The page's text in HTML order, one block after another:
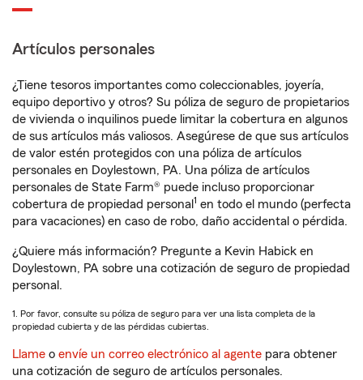
Artículos personales
¿Tiene tesoros importantes como coleccionables, joyería,
equipo deportivo y otros? Su póliza de seguro de propietarios
de vivienda o inquilinos puede limitar la cobertura en algunos
de sus artículos más valiosos. Asegúrese de que sus artículos
de valor estén protegidos con una póliza de artículos
personales en Doylestown, PA. Una póliza de artículos
personales de State Farm® puede incluso proporcionar
cobertura de propiedad personal 1 en todo el mundo (perfecta
para vacaciones) en caso de robo, daño accidental o pérdida.
¿Quiere más información? Pregunte a Kevin Habick en
Doylestown, PA sobre una cotización de seguro de propiedad
personal.
1. Por favor, consulte su póliza de seguro para ver una lista completa de la
propiedad cubierta y de las pérdidas cubiertas.
Llame o envíe un correo electrónico al agente para obtener
una cotización de seguro de artículos personales.